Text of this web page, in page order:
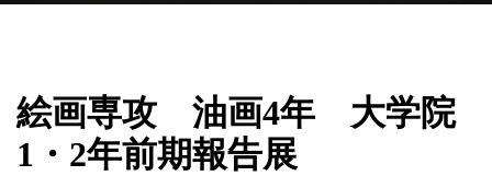
絵画専攻 油画4年 大学院
1・2年前期報告展